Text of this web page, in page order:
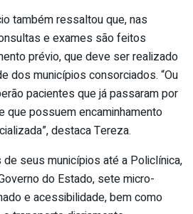
também ressaltou que, nas
e exames são feitos
prévio, que deve ser realizado
dos municípios consorciados. “Ou
pacientes que já passaram por
que possuem encaminhamento
destaca Tereza.
seus municípios até a Policlínica,
do Estado, sete micro-
e acessibilidade, bem como